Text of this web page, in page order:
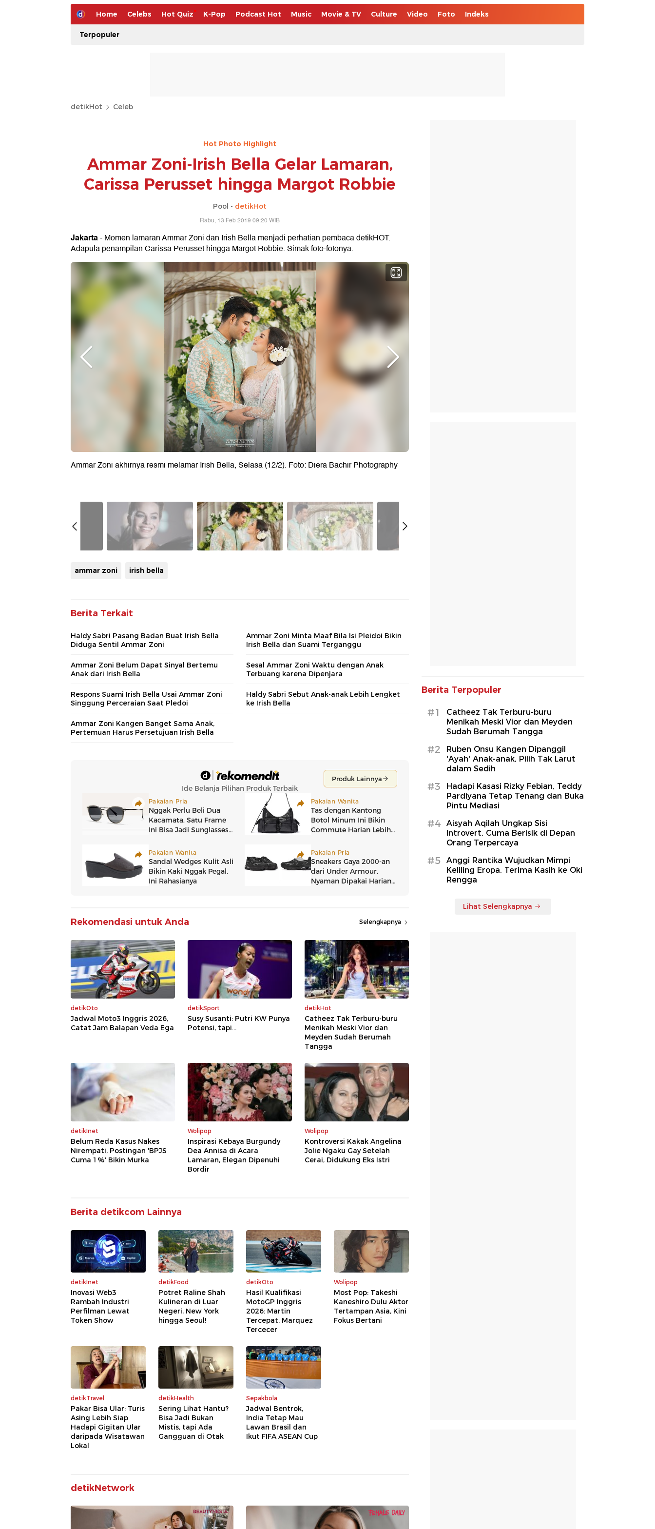
Home Celebs Hot Quiz K-Pop Podcast Hot Music Movie & TV Culture Video Foto Indeks
Terpopuler
detikHot Celeb
Hot Photo Highlight
Ammar Zoni-Irish Bella Gelar Lamaran,
Carissa Perusset hingga Margot Robbie
Pool - detikHot
Rabu, 13 Feb 2019 09:20 WIB
Jakarta- Momen lamaran Ammar Zoni dan Irish Bella menjadi perhatian pembaca detikHOT.
Adapula penampilan Carissa Perusset hingga Margot Robbie. Simak foto-fotonya.
Ammar Zoni akhirnya resmi melamar Irish Bella, Selasa (12/2). Foto: Diera Bachir Photography
ammar zoni irish bella
Berita Terkait
Haldy Sabri Pasang Badan Buat Irish Bella
Diduga Sentil Ammar Zoni
Ammar Zoni Minta Maaf Bila Isi Pleidoi Bikin
Irish Bella dan Suami Terganggu
Ammar Zoni Belum Dapat Sinyal Bertemu
Anak dari Irish Bella
Sesal Ammar Zoni Waktu dengan Anak
Terbuang karena Dipenjara
Respons Suami Irish Bella Usai Ammar Zoni
Singgung Perceraian Saat Pledoi
Haldy Sabri Sebut Anak-anak Lebih Lengket
ke Irish Bella
Ammar Zoni Kangen Banget Sama Anak,
Pertemuan Harus Persetujuan Irish Bella
Rekomendasi untuk Anda Selengkapnya
detikOto
Jadwal Moto3 Inggris 2026,
Catat Jam Balapan Veda Ega
detikSport
Susy Susanti: Putri KW Punya
Potensi, tapi...
detikHot
Catheez Tak Terburu-buru
Menikah Meski Vior dan
Meyden Sudah Berumah
Tangga
detikInet
Belum Reda Kasus Nakes
Nirempati, Postingan 'BPJS
Cuma 1%' Bikin Murka
Wolipop
Inspirasi Kebaya Burgundy
Dea Annisa di Acara
Lamaran, Elegan Dipenuhi
Bordir
Wolipop
Kontroversi Kakak Angelina
Jolie Ngaku Gay Setelah
Cerai, Didukung Eks Istri
Berita detikcom Lainnya
detikInet
Inovasi Web3
Rambah Industri
Perfilman Lewat
Token Show
detikFood
Potret Raline Shah
Kulineran di Luar
Negeri, New York
hingga Seoul!
detikOto
Hasil Kualifikasi
MotoGP Inggris
2026: Martin
Tercepat, Marquez
Tercecer
Wolipop
Most Pop: Takeshi
Kaneshiro Dulu Aktor
Tertampan Asia, Kini
Fokus Bertani
detikTravel
Pakar Bisa Ular: Turis
Asing Lebih Siap
Hadapi Gigitan Ular
daripada Wisatawan
Lokal
detikHealth
Sering Lihat Hantu?
Bisa Jadi Bukan
Mistis, tapi Ada
Gangguan di Otak
Sepakbola
Jadwal Bentrok,
India Tetap Mau
Lawan Brasil dan
Ikut FIFA ASEAN Cup
detikNetwork
Berita Terpopuler
#1
Catheez Tak Terburu-buru
Menikah Meski Vior dan Meyden
Sudah Berumah Tangga
#2
Ruben Onsu Kangen Dipanggil
'Ayah' Anak-anak, Pilih Tak Larut
dalam Sedih
#3
Hadapi Kasasi Rizky Febian, Teddy
Pardiyana Tetap Tenang dan Buka
Pintu Mediasi
#4
Aisyah Aqilah Ungkap Sisi
Introvert, Cuma Berisik di Depan
Orang Terpercaya
#5
Anggi Rantika Wujudkan Mimpi
Keliling Eropa, Terima Kasih ke Oki
Rengga
Lihat Selengkapnya